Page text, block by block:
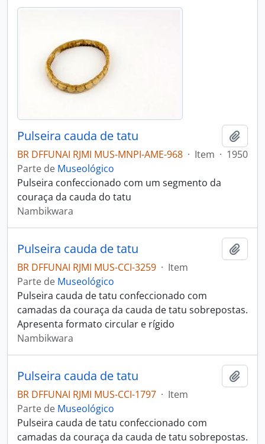
Pulseira cauda de tatu
BR DFFUNAI RJMI MUS-MNPI-AME-968 · Item · 1950
Parte de Museológico
Pulseira confeccionado com um segmento da
couraça da cauda do tatu
Nambikwara
Pulseira cauda de tatu
BR DFFUNAI RJMI MUS-CCI-3259 · Item
Parte de Museológico
Pulseira cauda de tatu confeccionado com
camadas da couraça da cauda de tatu sobrepostas.
Apresenta formato circular e rígido
Nambikwara
Pulseira cauda de tatu
BR DFFUNAI RJMI MUS-CCI-1797 · Item
Parte de Museológico
Pulseira cauda de tatu confeccionado com
camadas da couraça da cauda de tatu sobrepostas.